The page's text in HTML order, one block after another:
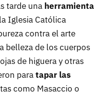
tarde una herramienta
Iglesia Católica
contra el arte
belleza de los cuerpos
de higuera y otras
paratapar las
como Masaccio o